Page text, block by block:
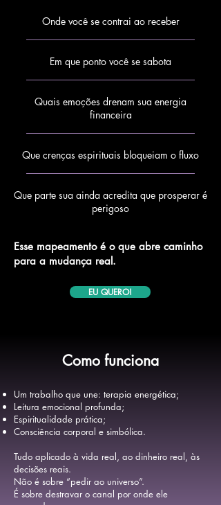
Onde você se contrai ao receber
Em que ponto você se sabota
Quais emoções drenam sua energia
financeira
Que crenças espirituais bloqueiam o fluxo
Que parte sua ainda acredita que prosperar é
perigoso
Esse mapeamento é o que abre caminho
para a mudança real.
EU QUERO!
Como funciona
Um trabalho que une: terapia energética;
Leitura emocional profunda;
Espiritualidade prática;
Consciência corporal e simbólica.
Tudo aplicado à vida real, ao dinheiro real, às
decisões reais.
Não é sobre “pedir ao universo”.
É sobre destravar o canal por onde ele